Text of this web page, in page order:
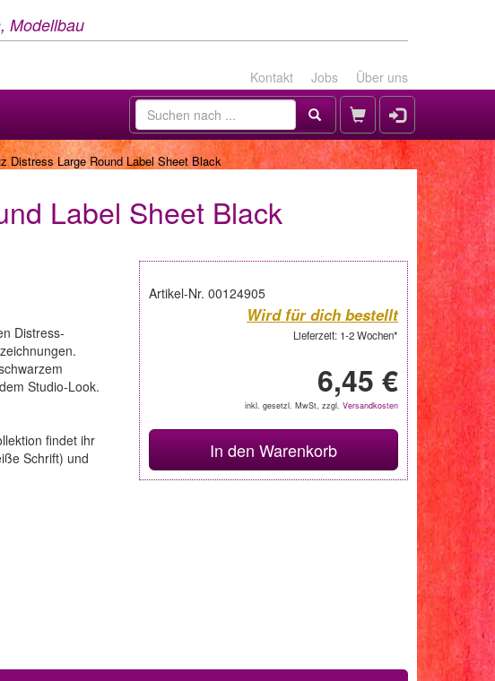
Modellbau
Kontakt Jobs Über uns
Distress Large Round Label Sheet Black
Label Sheet Black
Artikel-Nr. 00124905
Wird für dich bestellt
Lieferzeit: 1-2 Wochen*
6,45 €
inkl. gesetzl. MwSt, zzgl. Versandkosten
In den Warenkorb
Distress-
Studio-Look.
findet ihr
Schrift) und